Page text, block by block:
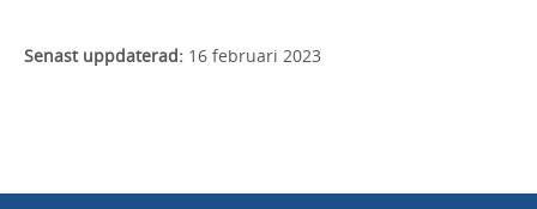
Senast uppdaterad: 16 februari 2023